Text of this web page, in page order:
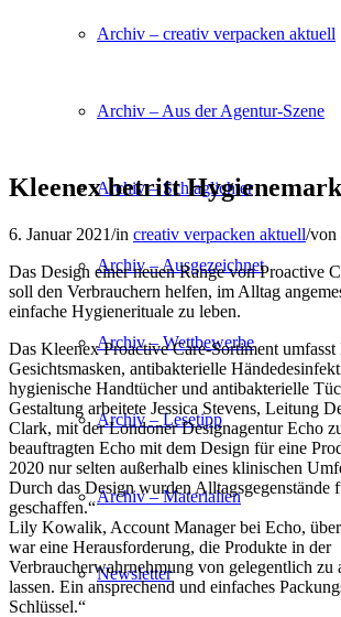
Archiv – creativ verpacken aktuell
Archiv – Aus der Agentur-Szene
Archiv – Schlaglichter
Archiv – Ausgezeichnet
Archiv – Wettbewerbe
Archiv – Lesetipp
Archiv – Materialien
Newsletter
Kleenex betritt
6. Januar 2021/in creativ verpacken aktuell/von
Das Design einer neuen Range von Proactive
soll den Verbrauchern helfen, im Alltag
einfache Hygienerituale zu leben.
Das Kleenex Proactive Care-Sortiment
Gesichtsmasken, antibakterielle
hygienische Handtücher und antibakterielle
Gestaltung arbeitete Jessica Stevens, Leitung
Clark, mit der Londoner Designagentur Echo
beauftragten Echo mit dem Design für eine
2020 nur selten außerhalb eines klinischen
Durch das Design wurden Alltagsgegenstände
geschaffen.“
Lily Kowalik, Account Manager bei Echo, über
war eine Herausforderung, die Produkte in der
Verbraucherwahrnehmung von gelegentlich zu
lassen. Ein ansprechend und einfaches
Schlüssel.“